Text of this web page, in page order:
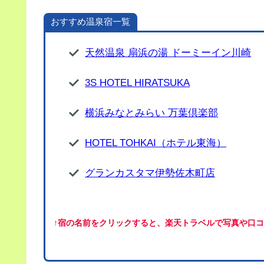
おすすめ温泉宿一覧
天然温泉 扇浜の湯 ドーミーイン川崎
3S HOTEL HIRATSUKA
横浜みなとみらい 万葉倶楽部
HOTEL TOHKAI（ホテル東海）
グランカスタマ伊勢佐木町店
↑宿の名前をクリックすると、楽天トラベルで写真や口